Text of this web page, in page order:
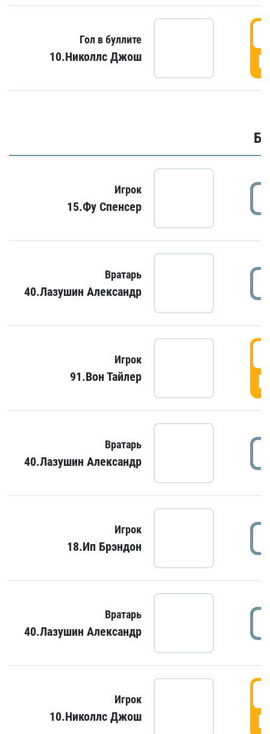
Гол в буллите
10.Николлс Джош
Игрок
15.Фу Спенсер
Вратарь
40.Лазушин Александр
Игрок
91.Вон Тайлер
Вратарь
40.Лазушин Александр
Игрок
18.Ип Брэндон
Вратарь
40.Лазушин Александр
Игрок
10.Николлс Джош